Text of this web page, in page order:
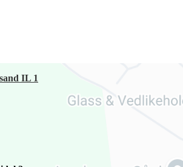
IL 1